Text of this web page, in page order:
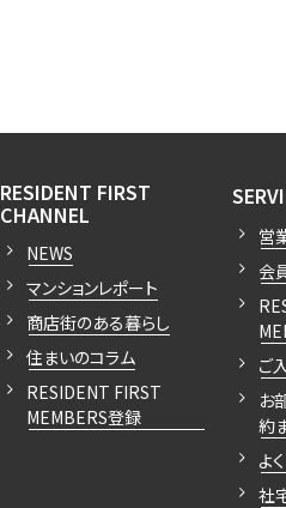
RESIDENT FIRST
CHANNEL
NEWS
マンションレポート
商店街のある暮らし
住まいのコラム
RESIDENT FIRST
MEMBERS登録
営
会
ご
お
約
よ
社